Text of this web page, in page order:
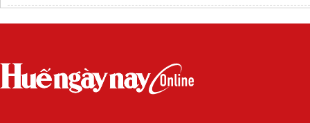
Chính sách bán hàng Sun Group Thủ Thiêm
Dự ánOne EraKim Oanh